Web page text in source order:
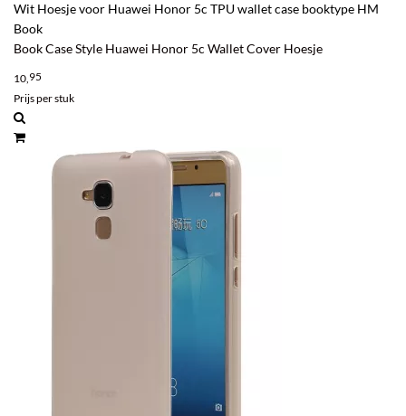
Wit Hoesje voor Huawei Honor 5c TPU wallet case booktype HM
Book
Book Case Style Huawei Honor 5c Wallet Cover Hoesje
10,95
Prijs per stuk